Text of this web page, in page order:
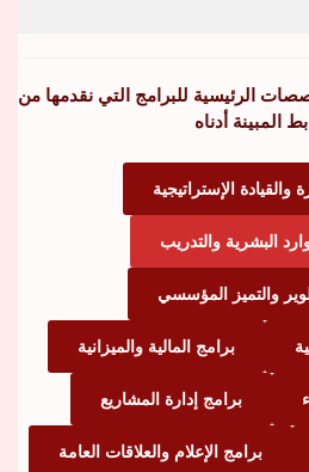
الرئيسية للبرامج التي نقدمها من
المبينة أدناه
والقيادة الإستراتيجية
البشرية والتدريب
والتميز المؤسسي
برامج المالية والميزانية
برامج إدارة المشاريع
برامج الإعلام والعلاقات العامة